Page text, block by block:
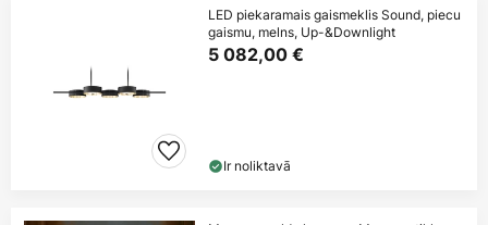
LED piekaramais gaismeklis Sound, piecu
gaismu, melns, Up-&Downlight
5 082,00 €
Ir noliktavā